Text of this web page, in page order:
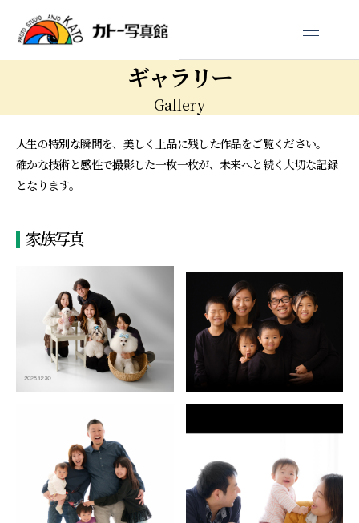
ギャラリー
Gallery
人生の特別な瞬間を、美しく上品に残した作品をご覧ください。
確かな技術と感性で撮影した一枚一枚が、未来へと続く大切な記録
となります。
家族写真